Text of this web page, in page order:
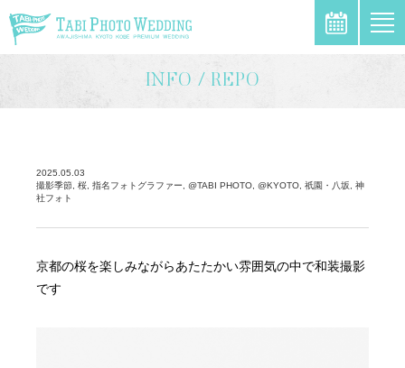
INFO / REPO
2025.05.03
撮影季節, 桜, 指名フォトグラファー, @TABI PHOTO, @KYOTO, 祇園・八坂, 神
社フォト
京都の桜を楽しみながらあたたかい雰囲気の中で和装撮影
です